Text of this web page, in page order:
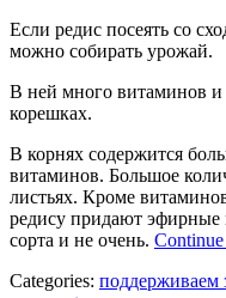
Если редис посеять со
можно собирать урожай.
В ней много витаминов и
корешках.
В корнях содержится
витаминов. Большое
листьях. Кроме
редису придают эфирные
сорта и не очень.
Categories: поддерживаем